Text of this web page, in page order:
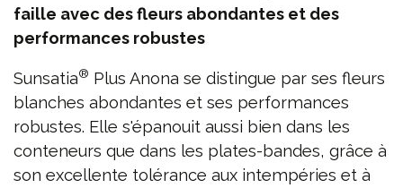
faille avec des fleurs abondantes et des
performances robustes
Sunsatia® Plus Anona se distingue par ses fleurs
blanches abondantes et ses performances
robustes. Elle s'épanouit aussi bien dans les
conteneurs que dans les plates-bandes, grâce à
son excellente tolérance aux intempéries et à